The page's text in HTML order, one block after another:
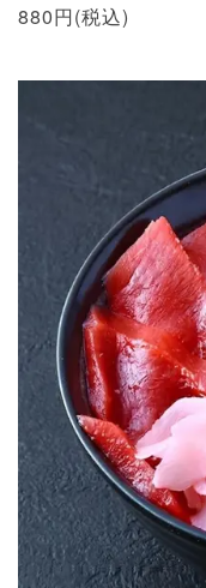
880円(税込)